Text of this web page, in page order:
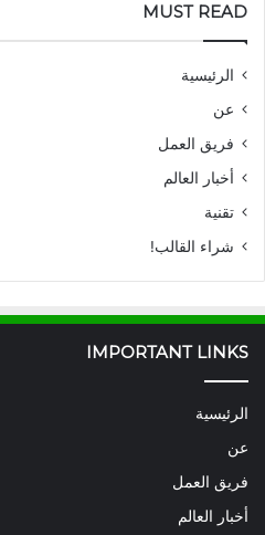
MUST READ
الرئيسية
عن
فريق العمل
أخبار العالم
تقنية
شراء القالب!
IMPORTANT LINKS
الرئيسية
عن
فريق العمل
أخبار العالم